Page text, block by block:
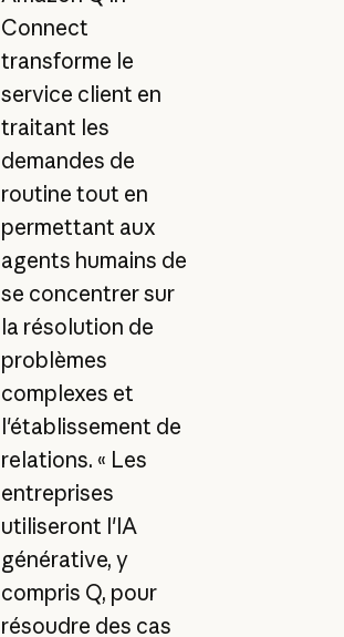
Connect
transforme le
service client en
traitant les
demandes de
routine tout en
permettant aux
agents humains de
se concentrer sur
la résolution de
problèmes
complexes et
l'établissement de
relations. « Les
entreprises
utiliseront l'IA
générative, y
compris Q, pour
résoudre des cas